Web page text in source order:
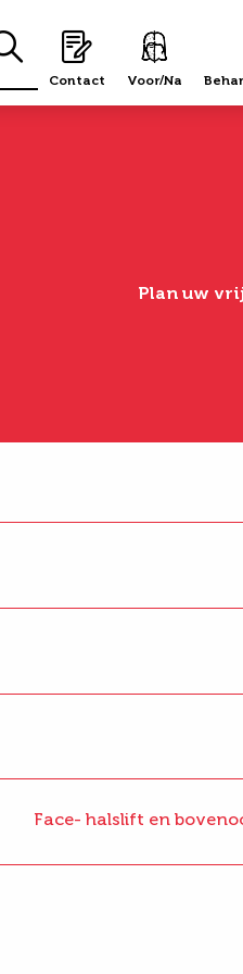
Contact Voor/Na
Plan uw
Face- halslift en